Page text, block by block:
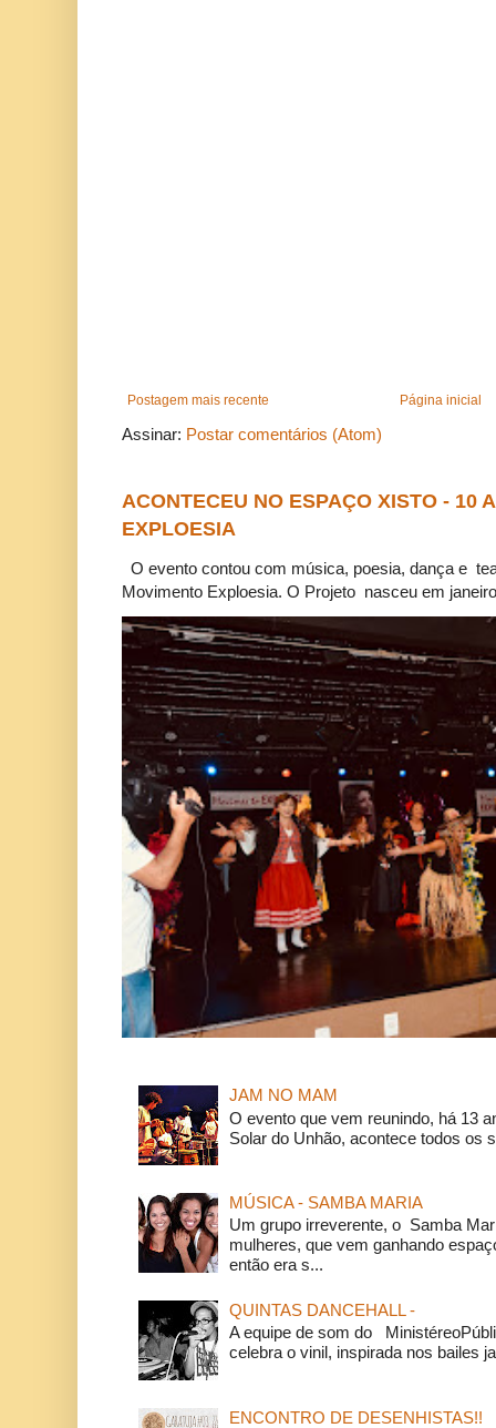
Postagem mais recente Página inicial
Assinar: Postar comentários (Atom)
ACONTECEU NO ESPAÇO XISTO - 10
EXPLOESIA
O evento contou com música, poesia, dança e
Movimento Exploesia. O Projeto nasceu em
JAM NO MAM
O evento que vem reunindo, há 13
Solar do Unhão, acontece todos os
MÚSICA - SAMBA MARIA
Um grupo irreverente, o Samba
mulheres, que vem ganhando
então era s...
QUINTAS DANCEHALL -
A equipe de som do
celebra o vinil, inspirada nos bailes
ENCONTRO DE DESENHISTAS!!